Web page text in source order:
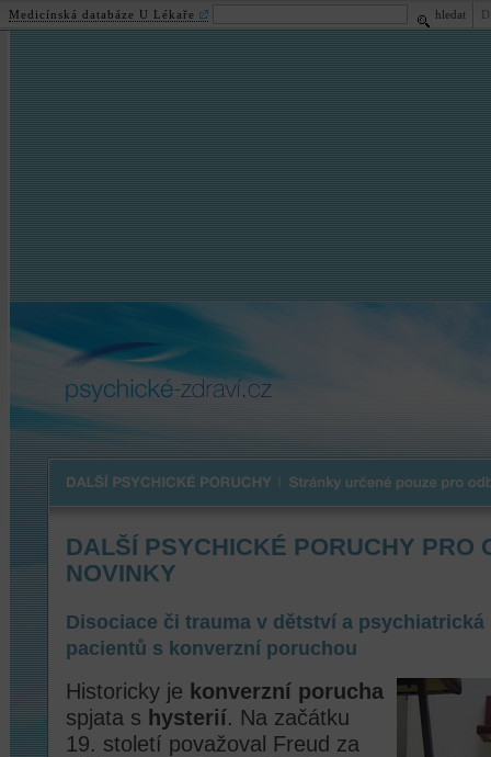
psychické-zdraví.cz
Další psychické poruchy | Stránky určené pouze pro
DALŠÍ PSYCHICKÉ PORUCHY PRO
NOVINKY
Disociace či trauma v dětství a
pacientů s konverzní poruchou
Historicky je konverzní porucha
spjata s hysterií. Na začátku
19. století považoval Freud za
Medicínská databáze U Lékaře hledat